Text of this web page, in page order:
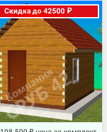
Скидка до 42500 ₽